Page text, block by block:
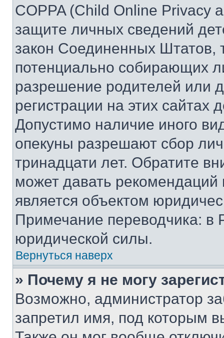
COPPA (Child Online Privacy
защите личных сведений
закон Соединенных Штатов,
потенциально собирающих
разрешение родителей или
регистрации на этих сайтах
Допустимо наличие иного
опекуны разрешают сбор
тринадцати лет. Обратите
может давать
является объектом
Примечание переводчика: в
юридической силы.
Вернуться наверх
» Почему я не могу
Возможно, администратор
запретил имя, под которым